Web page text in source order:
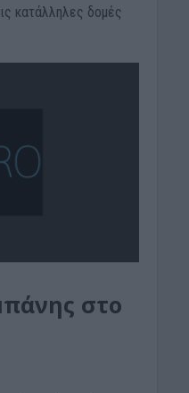
κατάλληλες δομές
στο